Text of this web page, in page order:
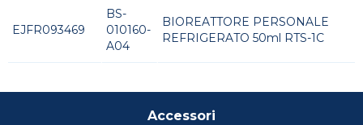
EJFR093469
BS-
010160-
A04
BIOREATTORE PERSONALE
REFRIGERATO 50ml RTS-1C
Accessori